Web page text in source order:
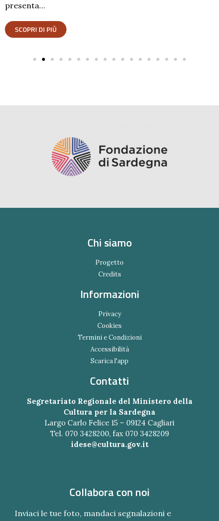
presenta…
SCOPRI DI PIÙ
Chi siamo
Progetto
Credits
Informazioni
Privacy
Cookies
Termini e Condizioni
Accessibilità
Scarica l'app
Contatti
Segretariato Regionale del Ministero della
Cultura per la Sardegna
Largo Carlo Felice 15 – 09124 Cagliari
Tel. 070 3428200, fax 070 3428209
idese@cultura.gov.it
Collabora con noi
Inviaci le tue foto, mandaci segnalazioni e